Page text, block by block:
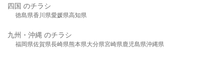
四国 のチラシ
徳島県香川県愛媛県高知県
九州・沖縄 のチラシ
福岡県佐賀県長崎県熊本県大分県宮崎県鹿児島県沖縄県